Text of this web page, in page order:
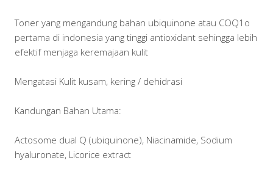
Toner yang mengandung bahan ubiquinone atau COQ1o
pertama di indonesia yang tinggi antioxidant sehingga lebih
efektif menjaga keremajaan kulit
Mengatasi Kulit kusam, kering / dehidrasi
Kandungan Bahan Utama:
Actosome dual Q (ubiquinone), Niacinamide, Sodium
hyaluronate, Licorice extract